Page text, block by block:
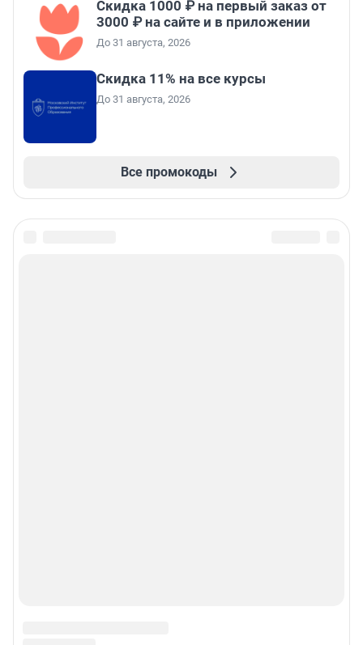
Скидка 1000 ₽ на первый заказ от
3000 ₽ на сайте и в приложении
До 31 августа, 2026
Скидка 11% на все курсы
До 31 августа, 2026
Все промокоды